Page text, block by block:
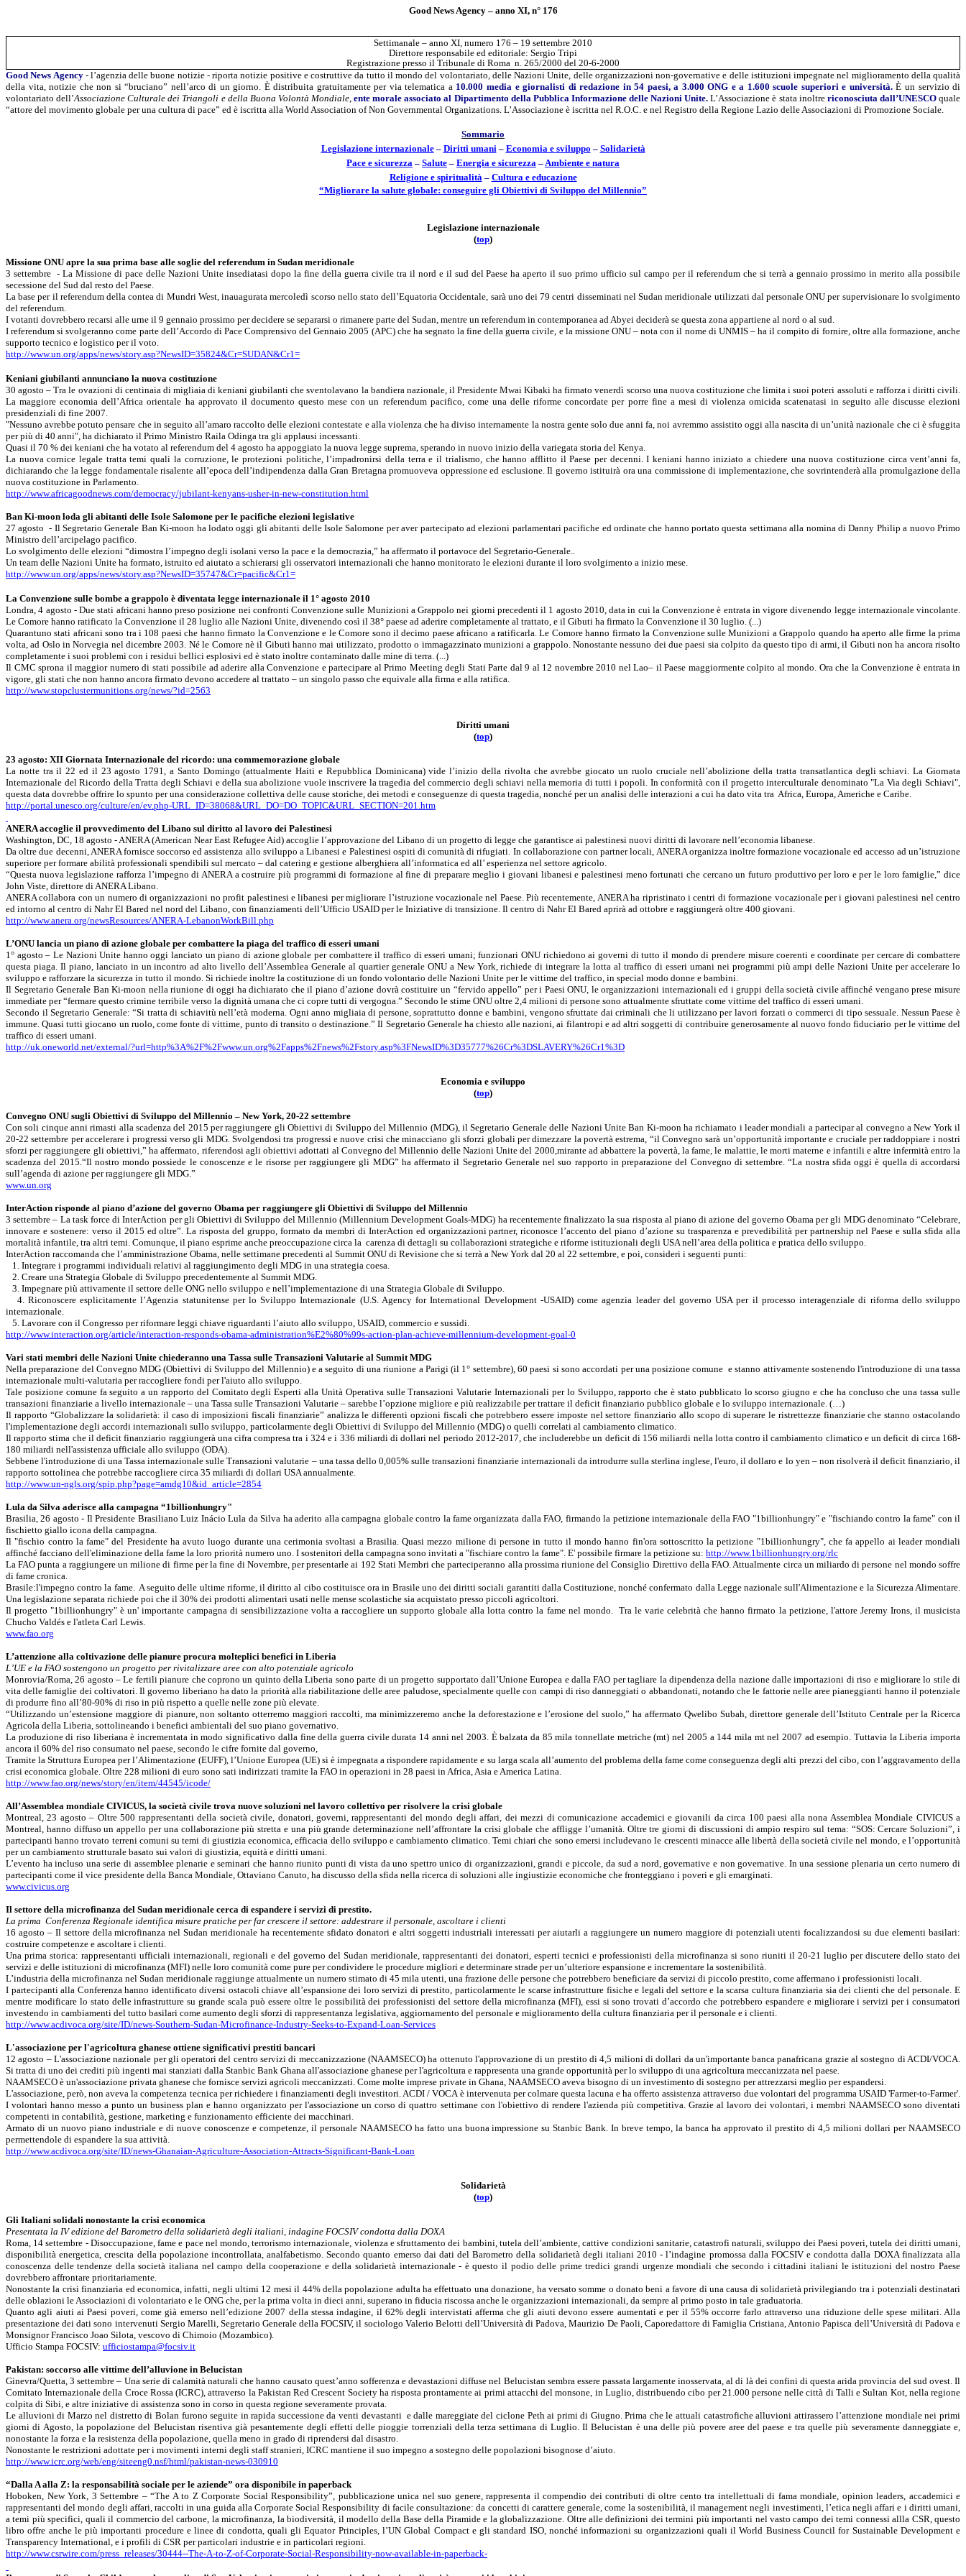
Good News Agency – anno XI, n° 176
Settimanale – anno XI, numero 176 – 19 settembre 2010
Direttore responsabile ed editoriale: Sergio Tripi
Registrazione presso il Tribunale di Roma n. 265/2000 del 20-6-2000
Good News Agency- l’agenzia delle buone notizie - riporta notizie positive e costruttive da tutto il mondo del volontariato, delle Nazioni Unite, delle organizzazioni non-governative e delle istituzioni impegnate nel miglioramento della qualità
della vita, notizie che non si “bruciano” nell’arco di un giorno. È distribuita gratuitamente per via telematica a 10.000 media e giornalisti di redazione in 54 paesi, a 3.000 ONG e a 1.600 scuole superiori e università.È un servizio di
volontariato dell’Associazione Culturale dei Triangoli e della Buona Volontà Mondiale,ente morale associato al Dipartimento della Pubblica Informazione delle Nazioni Unite.L’Associazione è stata inoltre riconosciuta dall’UNESCO quale
“attore del movimento globale per una cultura di pace” ed è iscritta alla WorldAssociation ofNon Governmental Organizations. L’Associazione è iscritta nel R.O.C. e nel Registro della Regione Lazio delle Associazioni di Promozione Sociale.
Sommario
Legislazione internazionale– Dirittiumani– Economia e sviluppo – Solidarietà
Pace e sicurezza – Salute – Energia e sicurezza –Ambiente e natura
Religione e spiritualità– Cultura e educazione
“Migliorare la salute globale: conseguire gli Obiettivi di Sviluppo del Millennio”
Legislazione internazionale
(top)
Missione ONU apre la sua prima base alle soglie del referendum in Sudan meridionale
3 settembre - La Missionedi pace delle Nazioni Unite insediatasi dopo la fine della guerra civile tra il nord e il sud del Paese ha aperto il suo primo ufficio sul campo per il referendum che si terrà a gennaio prossimo in merito alla possibile
secessione del Sud dal resto del Paese.
La base per il referendum della contea di MundriWest,inauagurata mercoledì scorso nello stato dell’Equatoria Occidentale, sarà uno dei 79 centri disseminati nel Sudan meridionale utilizzati dal personale ONU per supervisionare lo svolgimento
del referendum.
I votanti dovrebbero recarsi alle urne il 9 gennaio prossimo per decidere se separarsi o rimanere parte del Sudan, mentre un referendum in contemporanea adAbyei deciderà se questa zona appartiene al nord o al sud.
I referendum si svolgeranno come parte dell’Accordo di Pace Comprensivo del Gennaio 2005 (APC) che ha segnato la fine della guerra civile, e la missione ONU – nota con il nome di UNMIS – ha il compito di fornire, oltre alla formazione, anche
supporto tecnico e logistico per il voto.
http://www.un.org/apps/news/story.asp?NewsID=35824&Cr=SUDAN&Cr1=
Keniani giubilanti annunciano la nuova costituzione
30 agosto – Tra le ovazioni di centinaia di migliaia di keniani giubilanti che sventolavano la bandiera nazionale, il PresidenteMwai Kibaki ha firmato venerdì scorso una nuova costituzione che limita i suoi poteri assoluti e rafforza i diritti civili.
La maggiore economia dell’Africa orientale ha approvato il documento questo mese con un referendum pacifico, come una delle riforme concordate per porre fine a mesi di violenza omicida scatenatasi in seguito alle discusse elezioni
presidenziali di fine 2007.
"Nessuno avrebbe potuto pensare che in seguito all’amaro raccolto delle elezioni contestate e alla violenza che ha diviso internamente la nostra gente solo due anni fa, noi avremmo assistito oggi alla nascita di un’unità nazionale che ci è sfuggita
per più di 40 anni", ha dichiarato il Primo Ministro Raila Odinga tra gli applausi incessanti.
Quasi il 70 % dei keniani che ha votato al referendum del 4 agosto ha appoggiato la nuova legge suprema, sperando in nuovo inizio della variegata storia del Kenya.
La nuova cornice legale tratta temi quali la corruzione, le protezioni politiche, l’impadronirsi della terra e il trialismo, che hanno afflitto il Paese per decenni. I keniani hanno iniziato a chiedere una nuova costituzione circa vent’anni fa,
dichiarando che la legge fondamentale risalente all’epoca dell’indipendenza dalla Gran Bretagna promuoveva oppressione ed esclusione. Il governo istituirà ora una commissione di implementazione, che sovrintenderà alla promulgazione della
nuova costituzione in Parlamento.
http://www.africagoodnews.com/democracy/jubilant-kenyans-usher-in-new-constitution.html
Ban Ki-moon loda gli abitanti delle Isole Salomone per le pacifiche elezioni legislative
27 agosto - Il Segretario Generale Ban Ki-moon ha lodato oggi gli abitanti delle Isole Salomone per aver partecipato ad elezioni parlamentari pacifiche ed ordinate che hanno portato questa settimana alla nomina di Danny Philip a nuovo Primo
Ministro dell’arcipelago pacifico.
Lo svolgimento delle elezioni “dimostra l’impegno degli isolani verso la pace e la democrazia,” ha affermato il portavoce del Segretario-Generale..
Un team delle Nazioni Unite ha formato, istruito ed aiutato a schierarsi gli osservatori internazionali che hanno monitorato le elezioni durante il loro svolgimento a inizio mese.
http://www.un.org/apps/news/story.asp?NewsID=35747&Cr=pacific&Cr1=
La Convenzione sulle bombe a grappolo è diventata legge internazionale il 1° agosto 2010
Londra, 4 agosto - Due stati africani hanno preso posizione nei confronti Convenzione sulle Munizioni a Grappolo nei giorni precedenti il 1 agosto 2010, data in cui la Convenzione è entrata in vigore divenendo legge internazionale vincolante.
Le Comore hanno ratificato la Convenzione il 28 luglio alle Nazioni Unite, divenendo così il 38° paese ad aderire completamente al trattato, e il Gibuti ha firmato la Convenzione il 30 luglio. (...)
Quarantuno stati africani sono tra i 108 paesi che hanno firmato la Convenzionee le Comore sono il decimo paese africano a ratificarla. Le Comore hanno firmatola Convenzionesulle Munizioni a Grappolo quando ha aperto alle firme la prima
volta, ad Oslo in Norvegia nel dicembre 2003. Né le Comore nèil Gibuti hanno mai utilizzato, prodotto o immagazzinato munizioni a grappolo. Nonostante nessuno dei due paesi sia colpito da questo tipo di armi, il Gibuti non ha ancora risolto
completamente i suoi problemi con i residui bellici esplosivi ed è stato inoltre contaminato dalle mine di terra. (...)
Il CMC sprona il maggior numero di stati possibile ad aderire alla Convenzione e partecipare al Primo Meeting degli Stati Parte dal 9 al 12 novembre 2010 nelLao– il Paese maggiormente colpito al mondo. Ora che la Convenzione è entrata in
vigore, gli stati che non hanno ancora firmato devono accedere al trattato – un singolo passo che equivale alla firma e alla ratifica.
http://www.stopclustermunitions.org/news/?id=2563
Diritti umani
(top)
23 agosto: XII Giornata Internazionale del ricordo: una commemorazione globale
La notte tra il 22 ed il 23 agosto 1791, a Santo Domingo (attualmente Haiti e Repubblica Dominicana) vide l’inizio della rivolta che avrebbe giocato un ruolo cruciale nell’abolizione della tratta transatlantica degli schiavi.La Giornata
Internazionale del Ricordo della Tratta degli Schiavi e della sua abolizione vuole inscrivere la tragedia del commercio degli schiavi nella memoria di tutti i popoli. In conformità con il progetto interculturale denominato "La Viadegli Schiavi",
questa data dovrebbe offrire lo spunto per una considerazione collettiva delle cause storiche, dei metodi e conseguenze di questa tragedia, nonché per un analisi delle interazioni a cui ha dato vita tra Africa, Europa,Americhe e Caribe.
http://portal.unesco.org/culture/en/ev.php-URL_ID=38068&URL_DO=DO_TOPIC&URL_SECTION=201.htm
ANERA accoglie il provvedimento del Libano sul diritto al lavoro dei Palestinesi
Washington, DC, 18 agosto - ANERA (American NearEast RefugeeAid) accoglie l’approvazione del Libano di un progetto di legge che garantisce ai palestinesi nuovi diritti di lavorare nell’economia libanese.
Da oltre due decenni, ANERA fornisce soccorso ed assistenza allo sviluppo a Libanesi e Palestinesi ospiti di comunità di rifugiati. In collaborazione con partner locali, ANERA organizza inoltre formazione vocazionale ed accesso ad un’istruzione
superiore per formare abilità professionali spendibili sul mercato – dal catering e gestione alberghiera all’informatica ed all’ esperienza nel settore agricolo.
“Questa nuova legislazione rafforza l’impegno di ANERA a costruire più programmi di formazione al fine di preparare meglio i giovani libanesi e palestinesi meno fortunati che cercano un futuro produttivo per loro e per le loro famiglie,” dice
John Viste, direttore di ANERA Libano.
ANERA collabora con un numero di organizzazioni no profit palestinesi e libanesi per migliorare l’istruzione vocazionale nel Paese. Più recentemente, ANERA ha ripristinato i centri di formazione vocazionale per i giovani palestinesi nel centro
ed intorno al centro di Nahr El Bared nel nord del Libano, con finanziamenti dell’Ufficio USAID per le Iniziative di transizione. Il centro di Nahr El Bared aprirà ad ottobre e raggiungerà oltre 400 giovani.
http://www.anera.org/newsResources/ANERA-LebanonWorkBill.php
L’ONU lancia un piano di azione globale per combattere la piaga del traffico di esseri umani
1° agosto – Le Nazioni Unite hanno oggi lanciato un piano di azione globale per combattere il traffico di esseri umani; funzionari ONU richiedono ai governi di tutto il mondo di prendere misure coerenti e coordinate per cercare di combattere
questa piaga. Il piano, lanciato in un incontro ad alto livello dell’Assemblea Generale al quartier generale ONU a New York, richiede di integrare la lotta al traffico di esseri umani nei programmi più ampi delle Nazioni Unite per accelerare lo
sviluppo e rafforzare la sicurezza in tutto il mondo. Si richiede inoltre la costituzione di un fondo volontario delle Nazioni Unite per le vittime del traffico, in special modo donne e bambini.
Il Segretario Generale Ban Ki-moon nella riunione di oggi ha dichiarato che il piano d’azione dovrà costituire un “fervido appello” per i Paesi ONU, le organizzazioni internazionali ed i gruppi della società civile affinché vengano prese misure
immediate per “fermare questo crimine terribile verso la dignità umana che ci copre tutti di vergogna.” Secondo le stime ONU oltre 2,4 milioni di persone sono attualmente sfruttate come vittime del traffico di esseri umani.
Secondo il Segretario Generale: “Si tratta di schiavitù nell’età moderna. Ogni anno migliaia di persone, soprattutto donne e bambini, vengono sfruttate dai criminali che li utilizzano per lavori forzati o commerci di tipo sessuale. Nessun Paese è
immune. Quasi tutti giocano un ruolo, come fonte di vittime, punto di transito o destinazione.” Il Segretario Generale ha chiesto alle nazioni, ai filantropi e ad altri soggetti di contribuire generosamente al nuovo fondo fiduciario per le vittime del
traffico di esseri umani.
http://uk.oneworld.net/external/?url=http%3A%2F%2Fwww.un.org%2Fapps%2Fnews%2Fstory.asp%3FNewsID%3D35777%26Cr%3DSLAVERY%26Cr1%3D
Economia e sviluppo
(top)
Convegno ONU sugli Obiettivi di Sviluppo del Millennio – New York, 20-22 settembre
Con soli cinque anni rimasti alla scadenza del 2015 per raggiungere gli Obiettivi di Sviluppo del Millennio (MDG), il Segretario Generale delle Nazioni UniteBan Ki-moonha richiamato i leader mondiali a partecipar al convegno a New York il
20-22 settembre per accelerare i progressi verso gli MDG. Svolgendosi tra progressi e nuove crisi che minacciano gli sforzi globali per dimezzare la povertà estrema, “il Convegno sarà un’opportunità importante e cruciale per raddoppiare i nostri
sforzi per raggiungere gli obiettivi,” ha affermato, riferendosi agli obiettivi adottati al Convegno del Millennio delle Nazioni Unite del 2000,mirante ad abbattere la povertà, la fame, le malattie, le morti materne e infantili e altre infermità entro la
scadenza del 2015.“Il nostro mondo possiede le conoscenze e le risorse per raggiungere gli MDG” ha affermato il Segretario Generale nel suo rapporto in preparazione del Convegno di settembre. “La nostra sfida oggi è quella di accordarsi
sull’agenda di azione per raggiungere gli MDG.”
www.un.org
InterAction risponde al piano d’azione del governo Obama per raggiungere gli Obiettivi di Sviluppo del Millennio
3 settembre – La task force diInterAction per gli Obiettivi di Sviluppo del Millennio (Millennium Development Goals-MDG) ha recentemente finalizzato la sua risposta al piano di azione del governoObama per gli MDG denominato “Celebrare,
innovare e sostenere: verso il 2015 ed oltre”. La risposta del gruppo, formato da membri di InterActioned organizzazioni partner, riconosce l’accento del piano d’azione su trasparenza e prevedibilità per partnership nel Paese e sulla sfida alla
mortalità infantile, tra altri temi. Comunque, il piano esprime anche preoccupazione circa la carenza di dettagli su collaborazioni strategiche e riforme istituzionali degli USA nell’area della politica e pratica dello sviluppo.
InterAction raccomanda che l’amministrazione Obama, nelle settimane precedenti al Summit ONU di Revisione che si terrà a New York dal 20 al 22 settembre, e poi, consideri i seguenti punti:
1. Integrare i programmi individuali relativi al raggiungimento degli MDG in una strategia coesa.
2. Creare una Strategia Globale di Sviluppo precedentemente al Summit MDG.
3. Impegnare più attivamente il settore delle ONG nello sviluppo e nell’implementazione di una Strategia Globale di Sviluppo.
4. Riconoscere esplicitamente l’Agenzia statunitense per lo Sviluppo Internazionale (U.S. Agency forInternational Development-USAID) come agenzia leader del governo USA per il processo interagenziale di riforma dello sviluppo
internazionale.
5. Lavorare con il Congresso per riformare leggi chiave riguardanti l’aiuto allo sviluppo, USAID, commercio e sussidi.
http://www.interaction.org/article/interaction-responds-obama-administration%E2%80%99s-action-plan-achieve-millennium-development-goal-0
Vari stati membri delle Nazioni Unite chiederanno una Tassa sulle Transazioni Valutarie al Summit MDG
Nella preparazione del Convegno MDG (Obiettivi di Sviluppo del Millennio) e a seguito di una riunione a Parigi (il 1° settembre), 60 paesi si sono accordati per una posizione comune e stanno attivamente sostenendo l'introduzione di una tassa
internazionale multi-valutaria per raccogliere fondi per l'aiuto allo sviluppo.
Tale posizione comune fa seguito a un rapporto del Comitato degli Esperti alla Unità Operativa sulle Transazioni Valutarie Internazionali per lo Sviluppo, rapporto che è stato pubblicato lo scorso giugno e che ha concluso che una tassa sulle
transazioni finanziarie a livello internazionale – una Tassa sulle Transazioni Valutarie – sarebbe l’opzione migliore e più realizzabile per trattare il deficit finanziario pubblico globale e lo sviluppo internazionale. (…)
Il rapporto “Globalizzare la solidarietà: il caso di imposizioni fiscali finanziarie” analizza le differenti opzioni fiscali che potrebbero essere imposte nel settore finanziario allo scopo di superare le ristrettezze finanziarie che stanno ostacolando
l'implementazione degli accordi internazionali sullo sviluppo, particolarmente degli Obiettivi di Sviluppo del Millennio (MDG) o quelli correlati al cambiamento climatico.
Il rapporto stima che il deficit finanziario raggiungerà una cifra compresa tra i 324 e i 336 miliardi di dollari nel periodo 2012-2017, che includerebbe un deficit di 156 miliardi nella lotta contro il cambiamento climatico e un deficit di circa 168-
180 miliardi nell'assistenza ufficiale allo sviluppo (ODA).
Sebbene l'introduzione di una Tassa internazionale sulle Transazioni valutarie – una tassa dello 0,005% sulle transazioni finanziarie internazionali da introdurre sulla sterlina inglese, l'euro, il dollaro e lo yen – non risolverà il deficit finanziario, il
rapporto sottolinea che potrebbe raccogliere circa 35 miliardi di dollari USA annualmente.
http://www.un-ngls.org/spip.php?page=amdg10&id_article=2854
Lula da Silva aderisce alla campagna “1billionhungry"
Brasilia, 26 agosto - Il Presidente BrasilianoLuiz Inácio Lula da Silva ha aderito alla campagna globale contro la fame organizzata dalla FAO, firmando la petizione internazionale della FAO "1billionhungry" e "fischiando contro la fame" con il
fischietto giallo icona della campagna.
Il "fischio contro la fame" del Presidente ha avuto luogo durante una cerimonia svoltasi a Brasilia. Quasi mezzo milione di persone in tutto il mondo hanno fin'ora sottoscritto la petizione "1billionhungry", che fa appello ai leader mondiali
affinché facciano dell'eliminazione della fame la loro priorità numero uno. I sostenitori della campagna sono invitati a "fischiare contro la fame". E' possibile firmare la petizione su: http://www.1billionhungry.org/rlc
La FAO punta a raggiungere un milione di firme per la fine di Novembre, per presentarle ai 192 Stati Membri che parteciperanno alla prossima riunione del Consiglio Direttivo della FAO. Attualmente circa un miliardo di persone nel mondo soffre
di fame cronica.
Brasile:l'impegno contro la fame. A seguito delle ultime riforme, il diritto al cibo costituisce ora in Brasile uno dei diritti sociali garantiti dalla Costituzione, nonché confermato dalla Legge nazionale sull'Alimentazione e la Sicurezza Alimentare.
Una legislazione separata richiede poi che il 30% dei prodotti alimentari usati nelle mense scolastiche sia acquistato presso piccoli agricoltori.
Il progetto "1billionhungry" è un' importante campagna di sensibilizzazione volta a raccogliere un supporto globale alla lotta contro la fame nel mondo. Tra le varie celebrità che hanno firmato la petizione, l'attore Jeremy Irons, il musicista
Chucho Valdés e l'atleta Carl Lewis.
www.fao.org
L’attenzione alla coltivazione delle pianure procura molteplici benefici in Liberia
L’UE e la FAO sostengono un progetto per rivitalizzare aree con alto potenziale agricolo
Monrovia/Roma, 26 agosto – Le fertili pianure che coprono un quinto della Liberia sono parte di un progetto supportato dall’Unione Europea e dalla FAO per tagliare la dipendenza della nazione dalle importazioni di riso e migliorare lo stile di
vita delle famiglie dei coltivatori. Il governo liberiano ha dato la priorità alla riabilitazione delle aree paludose, specialmente quelle con campi di riso danneggiati o abbandonati, notando che le fattorie nelle aree pianeggianti hanno il potenziale
di produrre fino all’80-90% di riso in più rispetto a quelle nelle zone più elevate.
“Utilizzando un’estensione maggiore di pianure, non soltanto otterremo maggiori raccolti, ma minimizzeremo anche la deforestazione e l’erosione del suolo,” ha affermato Qwelibo Subah, direttore generale dell’Istituto Centrale perla Ricerca
Agricola della Liberia, sottolineando i benefici ambientali del suo piano governativo.
La produzione di riso liberiana è incrementata in modo significativo dalla fine della guerra civile durata 14 anni nel 2003. È balzata da 85 mila tonnellate metriche (mt) nel 2005 a 144 mila mtnel 2007 ad esempio. Tuttavia la Liberia importa
ancora il 60% del riso consumato nel paese, secondo le cifre fornite dal governo,
Tramitela Struttura Europea per l’Alimentazione (EUFF), l’Unione Europea (UE) si è impegnata a rispondere rapidamente e su larga scala all’aumento del problema della fame come conseguenza degli alti prezzi del cibo, con l’aggravamento della
crisi economica globale. Oltre 228 milioni di euro sono sati indirizzati tramite la FAO in operazioni in 28 paesi in Africa, Asia e America Latina.
http://www.fao.org/news/story/en/item/44545/icode/
All’Assemblea mondiale CIVICUS, la società civile trova nuove soluzioni nel lavoro collettivo per risolvere la crisi globale
Montreal, 23 agosto – Oltre 500 rappresentanti della società civile, donatori, governi, rappresentanti del mondo degli affari, dei mezzi di comunicazione accademici e giovanili da circa 100 paesi alla nona Assemblea Mondiale CIVICUS a
Montreal, hanno diffuso un appello per una collaborazione più stretta e una più grande determinazione nell’affrontare la crisi globale che affligge l’umanità. Oltre tre giorni di discussioni di ampio respiro sul tema: “SOS: Cercare Soluzioni”, i
partecipanti hanno trovato terreni comuni su temi di giustizia economica, efficacia dello sviluppo e cambiamento climatico. Temi chiari che sono emersi includevano le crescenti minacce alle libertà della società civile nel mondo, e l’opportunità
per un cambiamento strutturale basato sui valori di giustizia, equità e diritti umani.
L’evento ha incluso una serie di assemblee plenarie e seminari che hanno riunito punti di vista da uno spettro unico di organizzazioni, grandi e piccole, da sud a nord, governative e non governative. In una sessione plenaria un certo numero di
partecipanti come il vice presidente della Banca Mondiale, Ottaviano Canuto, ha discusso della sfida nella ricerca di soluzioni alle ingiustizie economiche che fronteggiano i poveri e gli emarginati.
www.civicus.org
Il settore della microfinanza del Sudan meridionale cerca di espandere i servizi di prestito.
La prima Conferenza Regionale identifica misure pratiche per far crescere il settore: addestrare il personale, ascoltare i clienti
16 agosto – Il settore dellamicrofinanza nel Sudan meridionale ha recentemente sfidato donatori e altri soggetti industriali interessati per aiutarli a raggiungere un numero maggiore di potenziali utenti focalizzandosi su due elementi basilari:
costruire competenze e ascoltare i clienti.
Una prima storica: rappresentanti ufficiali internazionali, regionali e del governo del Sudan meridionale, rappresentanti dei donatori, esperti tecnici e professionisti della microfinanza si sono riuniti il 20-21 luglio per discutere dello stato dei
servizi e delle istituzioni di microfinanza (MFI) nelle loro comunità come pure per condividere le procedure migliori e determinare strade per un’ulteriore espansione e incrementare la sostenibilità.
L’industria della microfinanza nel Sudan meridionale raggiunge attualmente un numero stimato di 45 mila utenti, una frazione delle persone che potrebbero beneficiare da servizi di piccolo prestito, come affermano i professionisti locali.
I partecipanti alla Conferenza hanno identificato diversi ostacoli chiave all’espansione dei loro servizi di prestito, particolarmente le scarse infrastrutture fisiche e legali del settore e la scarsa cultura finanziaria sia dei clienti che del personale. E
mentre modificare lo stato delle infrastrutture su grande scala può essere oltre le possibilità dei professionisti del settore della microfinanza(MFI), essi si sono trovati d’accordo che potrebbero espandere e migliorare i servizi per i consumatori
investendo in cambiamenti del tutto basilari come aumento degli sforzi di rappresentanza legislativa, aggiornamento del personale e miglioramento della cultura finanziaria per il personale e i clienti.
http://www.acdivoca.org/site/ID/news-Southern-Sudan-Microfinance-Industry-Seeks-to-Expand-Loan-Services
L'associazione per l'agricoltura ghanese ottiene significativi prestiti bancari
12 agosto – L'associazione nazionale per gli operatori del centro servizi di meccanizzazione (NAAMSECO) ha ottenuto l'approvazione di un prestito di 4,5 milioni di dollari da un'importante banca panafricana grazie al sostegno di ACDI/VOCA.
Si tratta di uno dei crediti più ingenti mai stanziati dalla Stanbic Bank Ghana all'associazione ghanese per l'agricoltura e rappresenta una grande opportunità per lo sviluppo di una agricoltura meccanizzata nel paese.
NAAMSECO è un'associazione privata ghanese che fornisce servizi agricoli meccanizzati. Come molte imprese private in Ghana, NAAMSECO aveva bisogno di un investimento di sostegno per attrezzarsi meglio per espandersi.
L'associazione, però, non aveva la competenza tecnica per richiedere i finanziamenti degli investitori. ACDI / VOCA è intervenuta per colmare questa lacuna e ha offerto assistenza attraverso due volontari del programma USAID 'Farmer-to-Farmer'.
I volontari hanno messo a punto un businessplan e hanno organizzato per l'associazione un corso di quattro settimane con l'obiettivo di rendere l'azienda più competitiva. Grazie al lavoro dei volontari, i membri NAAMSECO sono diventati
competenti in contabilità, gestione, marketing e funzionamento efficiente dei macchinari.
Armato di un nuovo piano industriale e di nuove conoscenze e competenze, il personale NAAMSECO ha fatto una buona impressione suStanbic Bank. In breve tempo, la banca ha approvato il prestito di 4,5 milioni dollari per NAAMSECO
permettendole di espandere la sua attività.
http://www.acdivoca.org/site/ID/news-Ghanaian-Agriculture-Association-Attracts-Significant-Bank-Loan
Solidarietà
(top)
Gli Italiani solidali nonostante la crisi economica
Presentata la IVedizione del Barometro della solidarietà degli italiani, indagine FOCSIV condotta dalla DOXA
Roma, 14 settembre - Disoccupazione, fame e pace nel mondo, terrorismo internazionale, violenza e sfruttamento dei bambini, tutela dell’ambiente, cattive condizioni sanitarie, catastrofi naturali, sviluppo dei Paesi poveri, tutela dei diritti umani,
disponibilità energetica, crescita della popolazione incontrollata, analfabetismo. Secondo quanto emerso dai dati del Barometro della solidarietà degli italiani 2010 - l’indagine promossa dalla FOCSIV e condotta dalla DOXA finalizzata alla
conoscenza delle tendenze della società italiana nel campo della cooperazione e della solidarietà internazionale - è questo il podio delle prime tredici grandi urgenze mondiali che secondo i cittadini italiani le istituzioni del nostro Paese
dovrebbero affrontare prioritariamente.
Nonostante la crisi finanziaria ed economica, infatti, negli ultimi 12 mesi il 44% della popolazione adulta ha effettuato una donazione, ha versato somme o donato beni a favore di una causa di solidarietà privilegiando tra i potenziali destinatari
delle oblazioni le Associazioni di volontariato e le ONG che, per la prima volta in dieci anni, superano in fiducia riscossa anche le organizzazioni internazionali, da sempre al primo posto in tale graduatoria.
Quanto agli aiuti ai Paesi poveri, come già emerso nell’edizione 2007 della stessa indagine, il 62% degli intervistati afferma che gli aiuti devono essere aumentati e per il 55% occorre farlo attraverso una riduzione delle spese militari. Alla
presentazione dei dati sono intervenuti Sergio Marelli, Segretario Generale della FOCSIV, il sociologo Valerio Belottidell’Università di Padova, Maurizio De Paoli, Caporedattore di Famiglia Cristiana, AntonioPapisca dell’Università di Padova e
Monsignor Francisco Joao Silota, vescovo di Chimoio (Mozambico).
Ufficio Stampa FOCSIV: ufficiostampa@focsiv.it
Pakistan: soccorso alle vittime dell’alluvione in Belucistan
Ginevra/Quetta, 3 settembre – Una serie di calamità naturali che hanno causato quest’anno sofferenza e devastazioni diffuse nel Belucistansembra essere passata largamente inosservata, al di là dei confini di questa arida provincia del sud ovest. Il
Comitato Internazionale della Croce Rossa (ICRC), attraverso la PakistanRed Crescent Society ha risposta prontamente ai primi attacchi del monsone, in Luglio, distribuendo cibo per 21.000 persone nelle città di Talli eSultan Kot, nella regione
colpita di Sibi, e altre iniziative di assistenza sono in corso in questa regione severamente provata.
Le alluvioni di Marzo nel distretto di Bolanfurono seguite in rapida successione da venti devastanti e dalle mareggiate del ciclone Pethai primi di Giugno. Prima che le attuali catastrofiche alluvioni attirassero l’attenzione mondiale nei primi
giorni di Agosto, la popolazione del Belucistanrisentiva già pesantemente degli effetti dellepioggie torrenziali della terza settimana di Luglio. IlBelucistan è una delle più povere aree del paese e tra quelle più severamente danneggiate e,
nonostante la forza e la resistenza della popolazione, quella meno in grado di riprendersi dal disastro.
Nonostante le restrizioni adottate per i movimenti interni degli staff stranieri, ICRC mantiene il suo impegno a sostegno delle popolazioni bisognose d’aiuto.
http://www.icrc.org/web/eng/siteeng0.nsf/html/pakistan-news-030910
“Dalla A alla Z: la responsabilità sociale per le aziende” ora disponibile in paperback
Hoboken, New York, 3 Settembre – “The Ato Z Corporate Social Responsibility”, pubblicazione unica nel suo genere, rappresenta il compendio dei contributi di oltre cento tra intellettuali di fama mondiale, opinion leaders, accademici e
rappresentanti del mondo degli affari, raccolti in una guida alla Corporate SocialResponsibility di facile consultazione: da concetti di carattere generale, come la sostenibilità, il management negli investimenti, l’etica negli affari e i diritti umani,
a temi più specifici, quali il commercio del carbone, lamicrofinanza, la biodiversità, il modello della Base della Piramide e la globalizzazione. Oltre alle definizioni dei termini più importanti nel vasto campo dei temi connessiallla CSR, questo
libro offre anche le più importanti procedure e linee di condotta, quali gliEquator Principles, l’UN Global Compact e gli standard ISO, nonché informazioni su organizzazioni quali il World Business Council for Sustainable Developmente
Transparency International, e i profili di CSR per particolari industrie e in particolari regioni.
http://www.csrwire.com/press_releases/30444--The-A-to-Z-of-Corporate-Social-Responsibility-now-available-in-paperback-